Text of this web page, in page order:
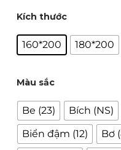
từ
đến
450.000 ₫
Kích thước
160*200 180*200
Màu sắc
Be (23) Bích (NS)
Biển đậm (12)
Bơ